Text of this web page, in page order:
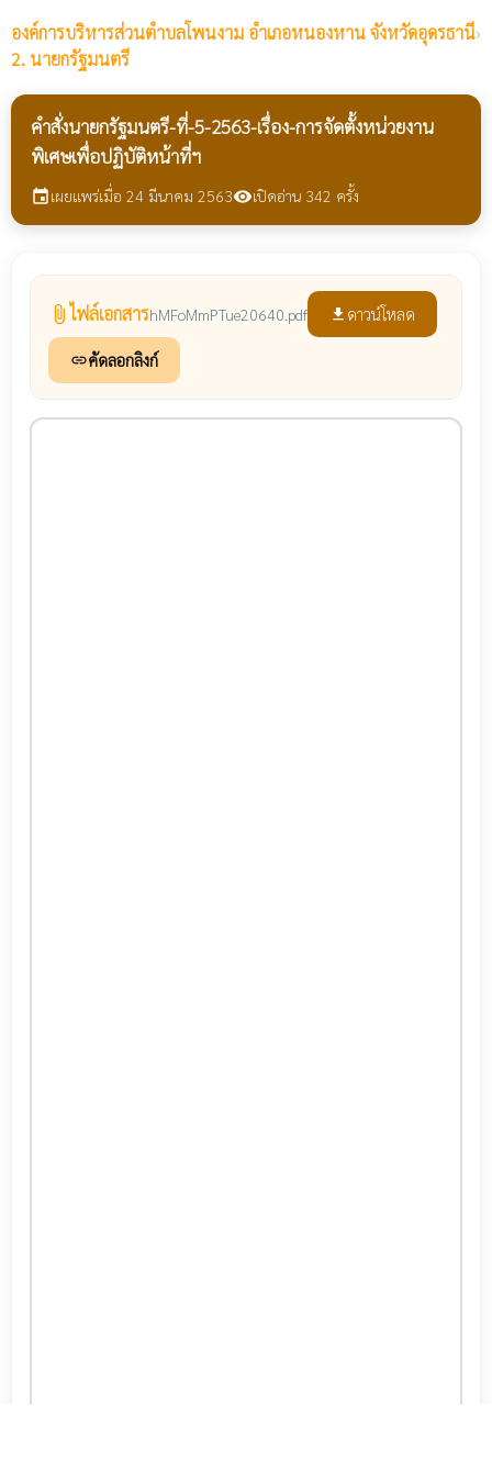
องค์การบริหารส่วนตำบลโพนงาม อำเภอหนองหาน จังหวัดอุดรธานี›
2. นายกรัฐมนตรี
คำสั่งนายกรัฐมนตรี-ที่-5-2563-เรื่อง-การจัดตั้งหน่วยงาน
พิเศษเพื่อปฏิบัติหน้าที่ฯ
eventเผยแพร่เมื่อ 24 มีนาคม 2563visibilityเปิดอ่าน 342 ครั้ง
attach_file ไฟล์เอกสารhMFoMmPTue20640.pdf file_download ดาวน์โหลด
linkคัดลอกลิงก์